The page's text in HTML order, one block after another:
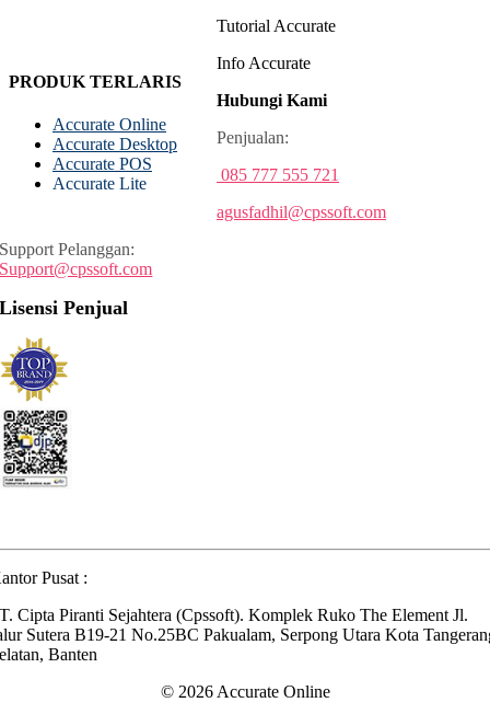
PRODUK TERLARIS
Accurate Online
Accurate Desktop
Accurate POS
Accurate Lite
Tutorial Accurate
Info Accurate
Hubungi Kami
Penjualan:
085 777 555 721
agusfadhil@cpssoft.com
Support Pelanggan:
Support@cpssoft.com
Lisensi Penjual
Pusat :
Cipta Piranti Sejahtera (Cpssoft). Komplek Ruko The Element Jl.
Sutera B19-21 No.25BC Pakualam, Serpong Utara Kota
Banten
© 2026 Accurate Online